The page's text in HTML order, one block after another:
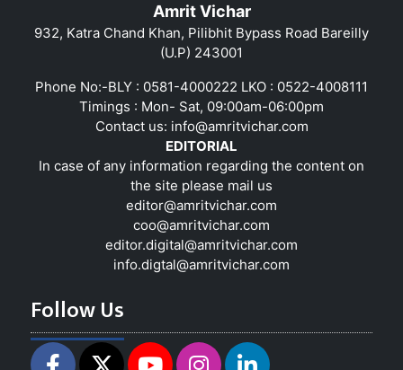
Amrit Vichar
932, Katra Chand Khan, Pilibhit Bypass Road Bareilly
(U.P) 243001
Phone No:-BLY : 0581-4000222 LKO : 0522-4008111
Timings : Mon- Sat, 09:00am-06:00pm
Contact us: info@amritvichar.com
EDITORIAL
In case of any information regarding the content on
the site please mail us
editor@amritvichar.com
coo@amritvichar.com
editor.digital@amritvichar.com
info.digtal@amritvichar.com
Follow Us